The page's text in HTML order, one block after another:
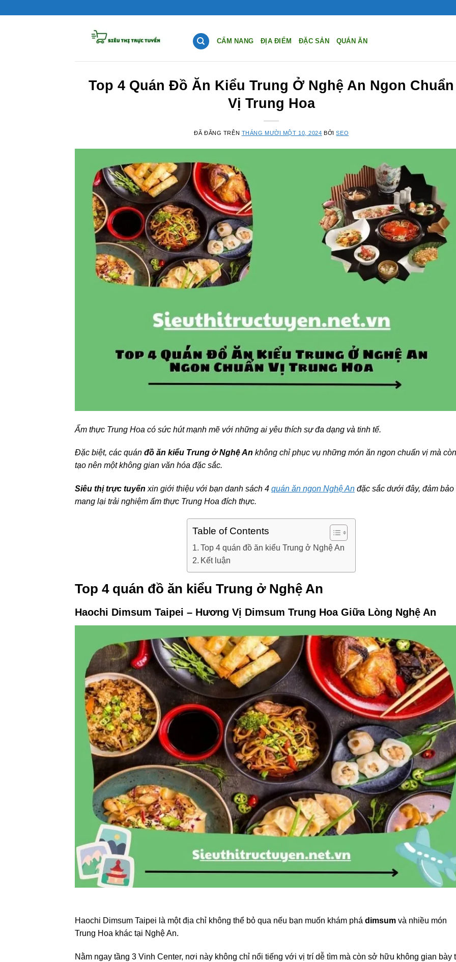
CẨM NANG ĐỊA ĐIỂM ĐẶC SẢN QUÁN ĂN
Top 4 Quán Đồ Ăn Kiểu Trung Ở Nghệ An Ngon Chuẩn
Vị Trung Hoa
ĐÃ ĐĂNG TRÊN THÁNG MƯỜI MỘT 10, 2024 BỞISEO
Ẩm thực Trung Hoa có sức hút mạnh mẽ với những ai yêu thích sự đa dạng và tinh tế.
Đặc biệt, các quán đồ ăn kiểu Trung ở Nghệ An không chỉ phục vụ những món ăn ngon chuẩn vị mà còn
tạo nên một không gian văn hóa đặc sắc.
Siêu thị trực tuyến xin giới thiệu với bạn danh sách 4 quán ăn ngon Nghệ An đặc sắc dưới đây, đảm bảo
mang lại trải nghiệm ẩm thực Trung Hoa đích thực.
Table of Contents
Top 4 quán đồ ăn kiểu Trung ở Nghệ An
Kết luận
Top 4 quán đồ ăn kiểu Trung ở Nghệ An
Haochi Dimsum Taipei – Hương Vị Dimsum Trung Hoa Giữa Lòng Nghệ An
Haochi Dimsum Taipei là một địa chỉ không thể bỏ qua nếu bạn muốn khám phá dimsum và nhiều món
Trung Hoa khác tại Nghệ An.
Nằm ngay tầng 3 Vinh Center, nơi này không chỉ nổi tiếng với vị trí dễ tìm mà còn sở hữu không gian bày